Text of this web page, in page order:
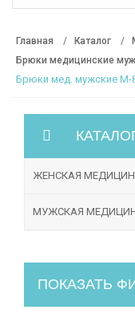
Главная Каталог
Брюки медицинские
Брюки мед. мужские
ЖЕНСКАЯ
МУЖСКАЯ
ПОКАЗАТЬ